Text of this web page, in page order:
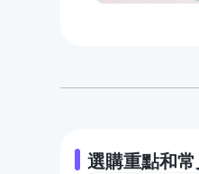
選購重點和